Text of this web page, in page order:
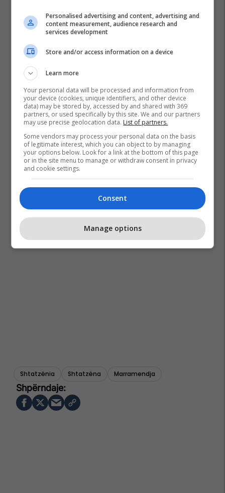
Shtatzënia Shtatzëna Marramendja
Personalised advertising and content, advertising and
content measurement, audience research and
services development
Store and/or access information on a device
Learn more
Your personal data will be processed and information from
your device (cookies, unique identifiers, and other device
data) may be stored by, accessed by and shared with 369
partners, or used specifically by this site. We and our partners
may use precise geolocation data. List of partners.
Some vendors may process your personal data on the basis
of legitimate interest, which you can object to by managing
your options below. Look for a link at the bottom of this page
or in the site menu to manage or withdraw consent in privacy
and cookie settings.
Consent
Manage options